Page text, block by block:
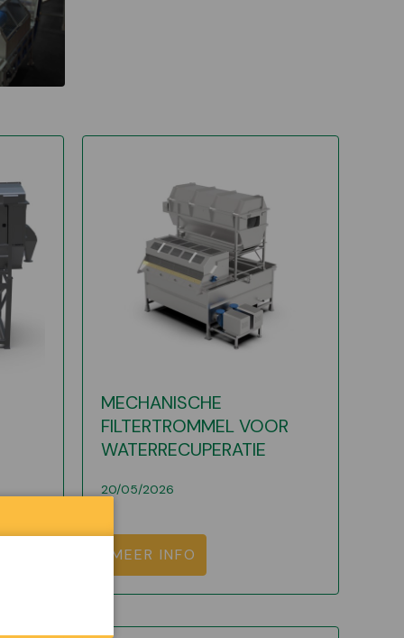
MECHANISCHE
FILTERTROMMEL VOOR
WATERRECUPERATIE
20/05/2026
MEER INFO